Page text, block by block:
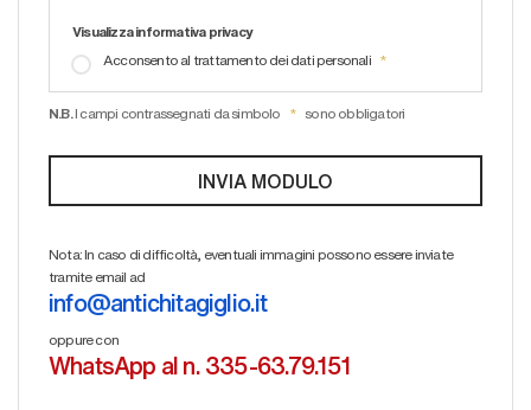
Visualizza informativa privacy
Acconsento al trattamento dei dati personali
N.B. I campi contrassegnati da simbolo sono obbligatori
Nota: In caso di difficoltà, eventuali immagini possono essere inviate
tramite email ad
info@antichitagiglio.it
oppure con
WhatsApp al n. 335-63.79.151